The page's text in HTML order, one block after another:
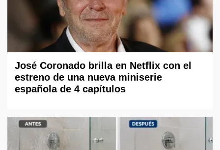
José Coronado brilla en Netflix con el
estreno de una nueva miniserie
española de 4 capítulos